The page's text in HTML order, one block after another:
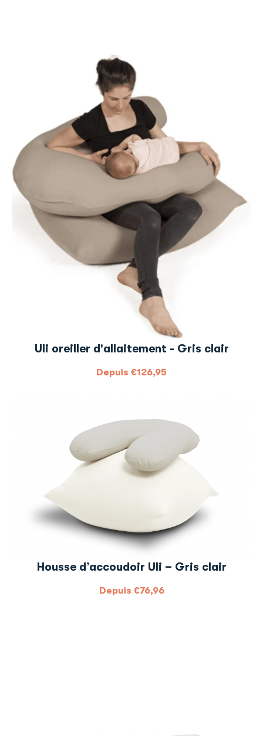
Uli oreiller d'allaitement - Gris clair
Depuis €126,95
Housse d’accoudoir Uli – Gris clair
Depuis €76,96